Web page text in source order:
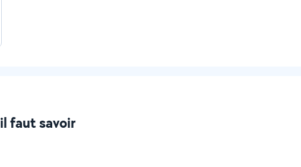
faut savoir